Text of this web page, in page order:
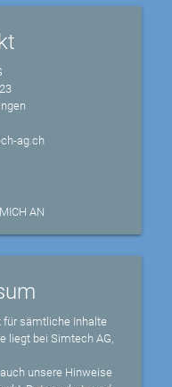
ag.ch
AN
für sämtliche Inhalte
liegt bei Simtech AG,
unsere Hinweise